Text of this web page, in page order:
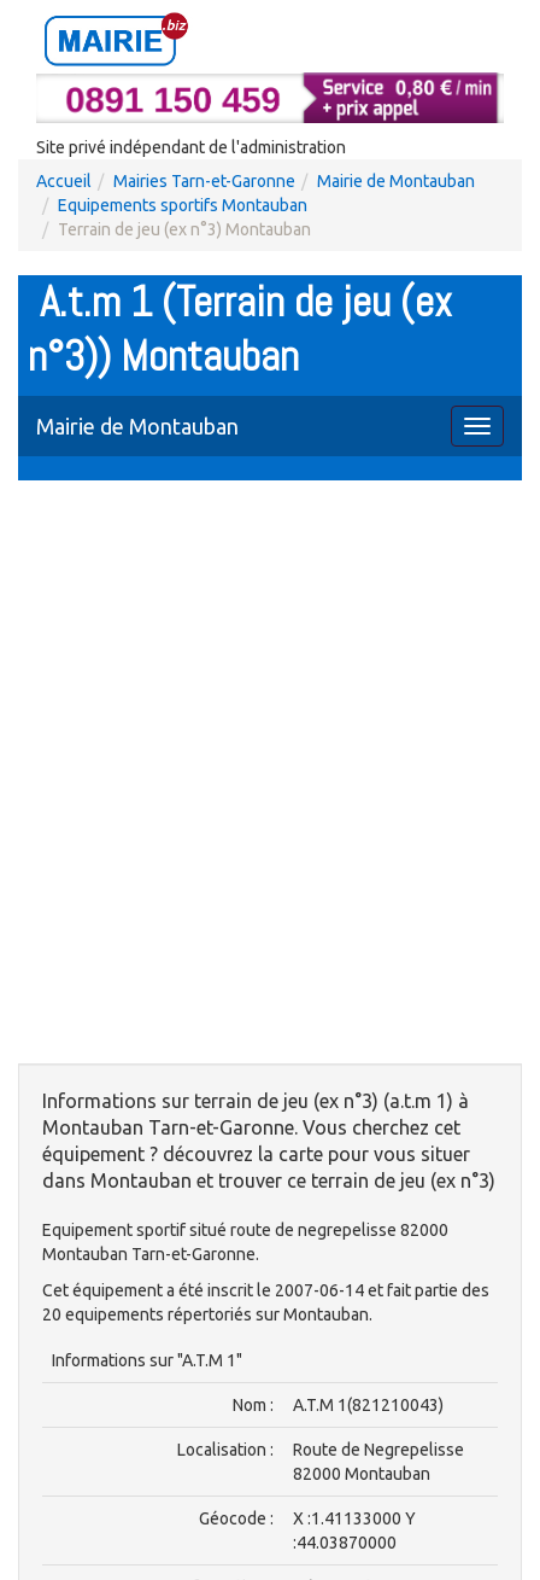
Site privé indépendant de l'administration
Accueil
Mairies Tarn-et-Garonne
Mairie de Montauban
Equipements sportifs Montauban
Terrain de jeu (ex n°3) Montauban
A.t.m 1 (Terrain de jeu (ex
n°3)) Montauban
Toggle
Mairie de Montauban
Informations sur terrain de jeu (ex n°3) (a.t.m 1) à
Montauban Tarn-et-Garonne. Vous cherchez cet
équipement ? découvrez la carte pour vous situer
dans Montauban et trouver ce terrain de jeu (ex n°3)
Equipement sportif situé route de negrepelisse 82000
Montauban Tarn-et-Garonne.
Cet équipement a été inscrit le 2007-06-14 et fait partie des
20 equipements répertoriés sur Montauban.
Informations sur "A.T.M 1"
Nom : A.T.M 1(821210043)
Localisation :
Route de Negrepelisse
82000 Montauban
Géocode :
X :1.41133000 Y
:44.03870000